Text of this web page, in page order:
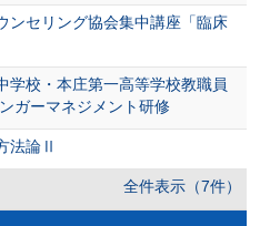
ンセリング協会集中講座「臨床
学校・本庄第一高等学校教職員
ガーマネジメント研修
法論Ⅱ
全件表示（7件）